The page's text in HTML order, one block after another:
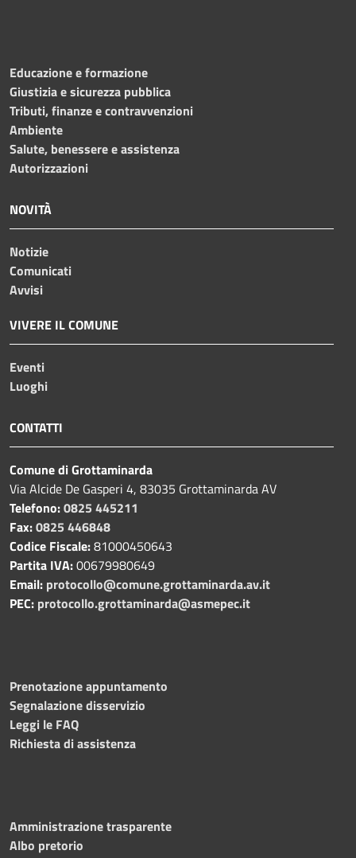
Educazione e formazione
Giustizia e sicurezza pubblica
Tributi, finanze e contravvenzioni
Ambiente
Salute, benessere e assistenza
Autorizzazioni
NOVITÀ
Notizie
Comunicati
Avvisi
VIVERE IL COMUNE
Eventi
Luoghi
CONTATTI
Comune di Grottaminarda
Via Alcide De Gasperi 4, 83035 Grottaminarda AV
Telefono:0825 445211
Fax:0825 446848
Codice Fiscale:81000450643
Partita IVA:00679980649
Email: protocollo@comune.grottaminarda.av.it
PEC: protocollo.grottaminarda@asmepec.it
Prenotazione appuntamento
Segnalazione disservizio
Leggi le FAQ
Richiesta di assistenza
Amministrazione trasparente
Albo pretorio